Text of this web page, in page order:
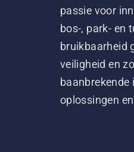
passie voor
bos-, park- en
bruikbaarheid
veiligheid en
oplossingen